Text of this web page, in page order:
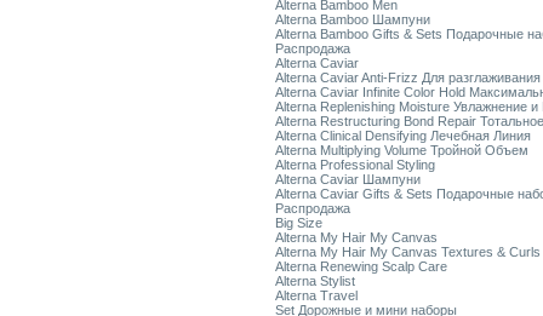
Alterna Bamboo Men
Alterna Bamboo Шампуни
Alterna Bamboo Gifts & Sets Подарочные
Распродажа
Alterna Caviar
Alterna Caviar Anti-Frizz Для
Alterna Caviar Infinite Color Hold
Alterna Replenishing Moisture Увлажнение и
Alterna Restructuring Bond Repair
Alterna Clinical Densifying Лечебная Линия
Alterna Multiplying Volume Тройной Объем
Alterna Professional Styling
Alterna Caviar Шампуни
Alterna Caviar Gifts & Sets Подарочные
Распродажа
Big Size
Alterna My Hair My Canvas
Alterna My Hair My Canvas Textures & Curls
Alterna Renewing Scalp Care
Alterna Stylist
Alterna Travel
Set Дорожные и мини наборы